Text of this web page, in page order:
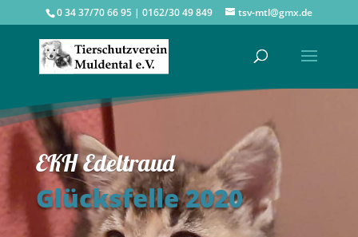
0 34 37/70 66 95 | 0162/30 49 849 tsv-mtl@gmx.de
EKH Edeltraud
Glücksfelle 2020